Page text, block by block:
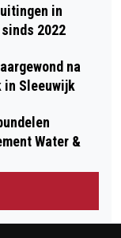
in
2022
na
in Sleeuwijk
Water &